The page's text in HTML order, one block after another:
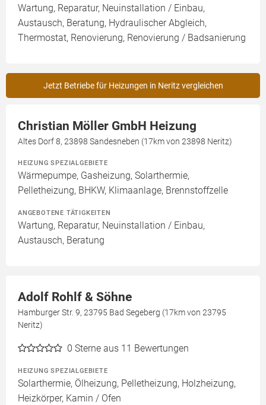
Wartung, Reparatur, Neuinstallation / Einbau,
Austausch, Beratung, Hydraulischer Abgleich,
Thermostat, Renovierung, Renovierung / Badsanierung
Jetzt Betriebe für Heizungen in Neritz vergleichen
Christian Möller GmbH Heizung
Altes Dorf 8, 23898 Sandesneben (17km von 23898 Neritz)
HEIZUNG SPEZIALGEBIETE
Wärmepumpe, Gasheizung, Solarthermie,
Pelletheizung, BHKW, Klimaanlage, Brennstoffzelle
ANGEBOTENE TÄTIGKEITEN
Wartung, Reparatur, Neuinstallation / Einbau,
Austausch, Beratung
Adolf Rohlf & Söhne
Hamburger Str. 9, 23795 Bad Segeberg (17km von 23795
Neritz)
0 Sterne aus 11 Bewertungen
HEIZUNG SPEZIALGEBIETE
Solarthermie, Ölheizung, Pelletheizung, Holzheizung,
Heizkörper, Kamin / Ofen